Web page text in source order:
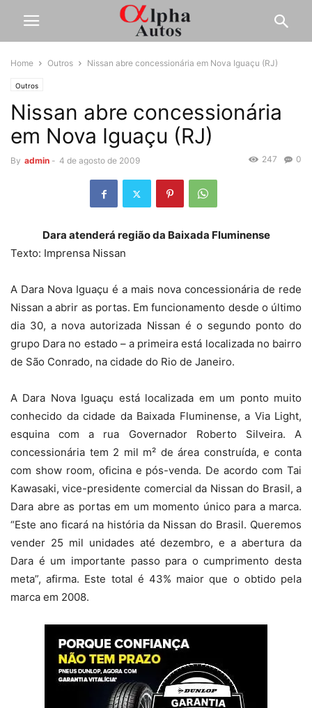
Home Outros Nissan abre concessionária em Nova Iguaçu (RJ)
Outros
Nissan abre concessionária
em Nova Iguaçu (RJ)
By admin - 4 de agosto de 2009 0
247
Dara atenderá região da Baixada Fluminense
Texto: Imprensa Nissan
A Dara Nova Iguaçu é a mais nova concessionária de rede
Nissan a abrir as portas. Em funcionamento desde o último
dia 30, a nova autorizada Nissan é o segundo ponto do
grupo Dara no estado – a primeira está localizada no bairro
de São Conrado, na cidade do Rio de Janeiro.
A Dara Nova Iguaçu está localizada em um ponto muito
conhecido da cidade da Baixada Fluminense, a Via Light,
esquina com a rua Governador Roberto Silveira. A
concessionária tem 2 mil m² de área construída, e conta
com show room, oficina e pós-venda. De acordo com Tai
Kawasaki, vice-presidente comercial da Nissan do Brasil, a
Dara abre as portas em um momento único para a marca.
“Este ano ficará na história da Nissan do Brasil. Queremos
vender 25 mil unidades até dezembro, e a abertura da
Dara é um importante passo para o cumprimento desta
meta”, afirma. Este total é 43% maior que o obtido pela
marca em 2008.